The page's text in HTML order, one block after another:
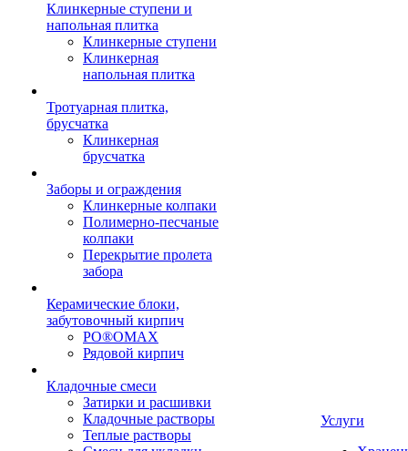
Клинкерные ступени и
напольная плитка
Клинкерные ступени
Клинкерная
напольная плитка
Тротуарная плитка,
брусчатка
Клинкерная
брусчатка
Заборы и ограждения
Клинкерные колпаки
Полимерно-песчаные
колпаки
Перекрытие пролета
забора
Керамические блоки,
забутовочный кирпич
PO®OMAX
Рядовой кирпич
Кладочные смеси
Затирки и расшивки
Кладочные растворы
Теплые растворы
Услуги